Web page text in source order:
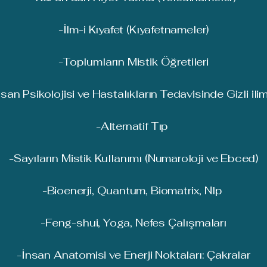
-İlm-i Kıyafet (Kıyafetnameler)
-Toplumların Mistik Öğretileri
Psikolojisi ve Hastalıkların Tedavisinde Gizli
-Alternatif Tıp
-Sayıların Mistik Kullanımı (Numaroloji ve Ebced)
-Bioenerji, Quantum, Biomatrix, Nlp
-Feng-shui, Yoga, Nefes Çalışmaları
-İnsan Anatomisi ve Enerji Noktaları: Çakralar